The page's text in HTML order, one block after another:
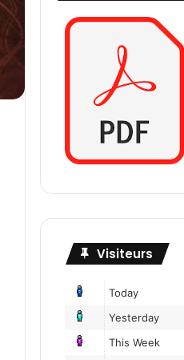
Visiteurs
Today
Yesterday
This Week